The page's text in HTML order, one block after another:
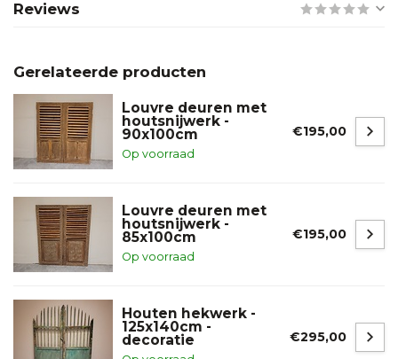
Reviews
Gerelateerde producten
Louvre deuren met
houtsnijwerk -
90x100cm
Op voorraad
€195,00
Louvre deuren met
houtsnijwerk -
85x100cm
Op voorraad
€195,00
Houten hekwerk -
125x140cm -
decoratie €295,00